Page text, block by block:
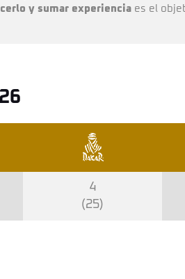
y sumar experiencia es el
4
(25)